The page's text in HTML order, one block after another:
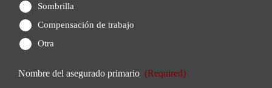
Sombrilla
Compensación de trabajo
Otra
Nombre del asegurado primario (Required)